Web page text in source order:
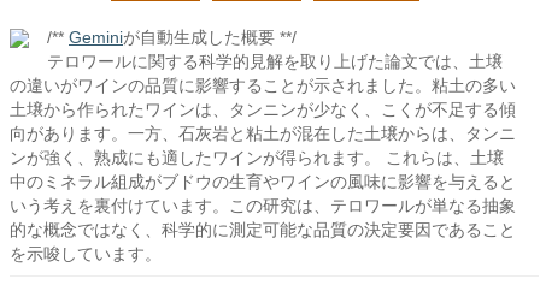
/** Geminiが自動生成した概要 **/
テロワールに関する科学的見解を取り上げた論文では、土壌
の違いがワインの品質に影響することが示されました。粘土の多い
土壌から作られたワインは、タンニンが少なく、こくが不足する傾
向があります。一方、石灰岩と粘土が混在した土壌からは、タンニ
ンが強く、熟成にも適したワインが得られます。 これらは、土壌
中のミネラル組成がブドウの生育やワインの風味に影響を与えると
いう考えを裏付けています。この研究は、テロワールが単なる抽象
的な概念ではなく、科学的に測定可能な品質の決定要因であること
を示唆しています。